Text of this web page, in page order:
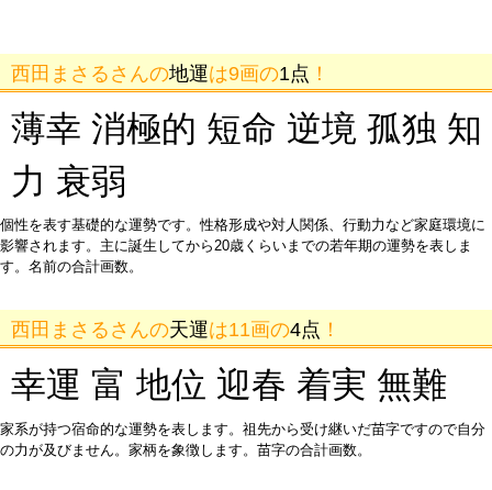
西田まさるさんの地運は9画の1点 ！
薄幸 消極的 短命 逆境 孤独 知
力 衰弱
個性を表す基礎的な運勢です。性格形成や対人関係、行動力など家庭環境に
影響されます。主に誕生してから20歳くらいまでの若年期の運勢を表しま
す。名前の合計画数。
西田まさるさんの天運は11画の4点 ！
幸運 富 地位 迎春 着実 無難
家系が持つ宿命的な運勢を表します。祖先から受け継いだ苗字ですので自分
の力が及びません。家柄を象徴します。苗字の合計画数。